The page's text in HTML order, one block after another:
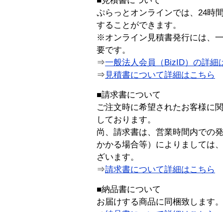
ぷらっとオンラインでは、24時
することができます。
※オンライン見積書発行には、
要です。
⇒一般法人会員（BizID）の詳細
⇒ 見積書について詳細はこちら
■請求書について
ご注文時に希望されたお客様に
しております。
尚、請求書は、営業時間内での
かかる場合等）によりましては
ざいます。
⇒請求書について詳細はこちら
■納品書について
お届けする商品に同梱致します。